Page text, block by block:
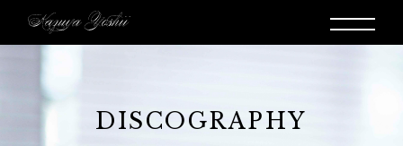
DISCOGRAPHY